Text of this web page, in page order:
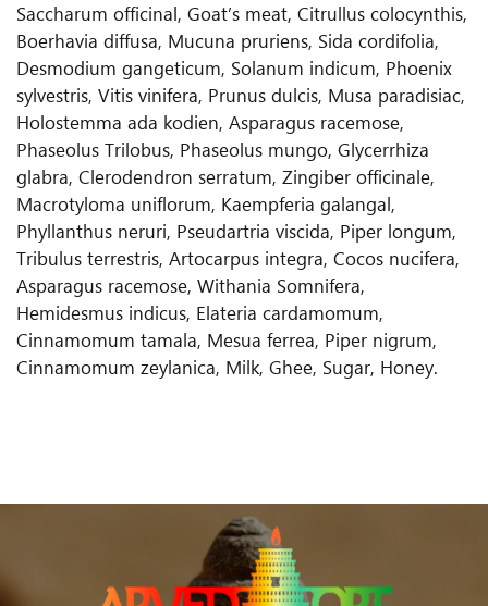
Saccharum officinal, Goat’s meat, Citrullus colocynthis,
Boerhavia diffusa, Mucuna pruriens, Sida cordifolia,
Desmodium gangeticum, Solanum indicum, Phoenix
sylvestris, Vitis vinifera, Prunus dulcis, Musa paradisiac,
Holostemma ada kodien, Asparagus racemose,
Phaseolus Trilobus, Phaseolus mungo, Glycerrhiza
glabra, Clerodendron serratum, Zingiber officinale,
Macrotyloma uniflorum, Kaempferia galangal,
Phyllanthus neruri, Pseudartria viscida, Piper longum,
Tribulus terrestris, Artocarpus integra, Cocos nucifera,
Asparagus racemose, Withania Somnifera,
Hemidesmus indicus, Elateria cardamomum,
Cinnamomum tamala, Mesua ferrea, Piper nigrum,
Cinnamomum zeylanica, Milk, Ghee, Sugar, Honey.